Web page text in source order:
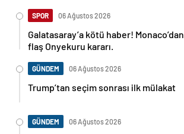
SPOR 06 Ağustos 2026
Galatasaray’a kötü haber! Monaco’dan
flaş Onyekuru kararı.
GÜNDEM 06 Ağustos 2026
Trump’tan seçim sonrası ilk mülakat
GÜNDEM 06 Ağustos 2026